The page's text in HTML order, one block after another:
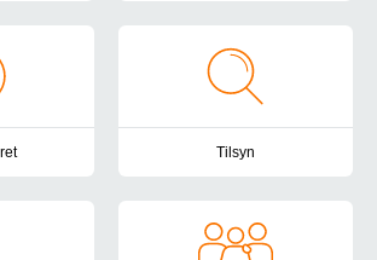
Tilsyn